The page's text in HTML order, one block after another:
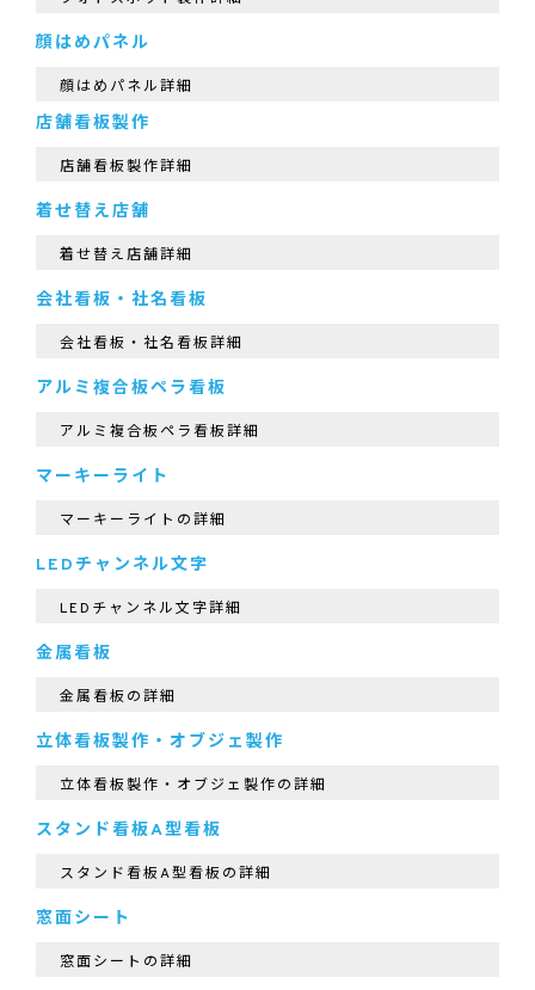
顔はめパネル
顔はめパネル詳細
店舗看板製作
店舗看板製作詳細
着せ替え店舗
着せ替え店舗詳細
会社看板・社名看板
会社看板・社名看板詳細
アルミ複合板ペラ看板
アルミ複合板ペラ看板詳細
マーキーライト
マーキーライトの詳細
LEDチャンネル文字
LEDチャンネル文字詳細
金属看板
金属看板の詳細
立体看板製作・オブジェ製作
立体看板製作・オブジェ製作の詳細
スタンド看板A型看板
スタンド看板A型看板の詳細
窓面シート
窓面シートの詳細